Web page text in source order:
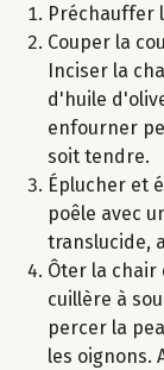
Préchauffer
Couper la
Inciser la
d'huile
enfourner
soit tendre.
Éplucher et
poêle avec
translucide,
Ôter la
cuillère à
percer la
les oignons.